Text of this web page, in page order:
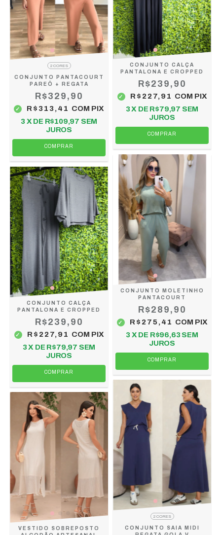
2 CORES
CONJUNTO PANTACOURT
PAREÔ + REGATA
R$329,90
R$313,41 COM PIX
3 X DE R$109,97 SEM
JUROS
COMPRAR
CONJUNTO CALÇA
PANTALONA E CROPPED
R$239,90
R$227,91 COM PIX
3 X DE R$79,97 SEM
JUROS
COMPRAR
CONJUNTO CALÇA
PANTALONA E CROPPED
R$239,90
R$227,91 COM PIX
3 X DE R$79,97 SEM
JUROS
COMPRAR
CONJUNTO MOLETINHO
PANTACOURT
R$289,90
R$275,41 COM PIX
3 X DE R$96,63 SEM
JUROS
COMPRAR
VESTIDO SOBREPOSTO
2 CORES
CONJUNTO SAIA MIDI